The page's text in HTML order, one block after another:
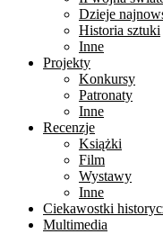
Dzieje
Historia sztuki
Inne
Projekty
Konkursy
Patronaty
Inne
Recenzje
Książki
Film
Wystawy
Inne
Ciekawostki
Multimedia